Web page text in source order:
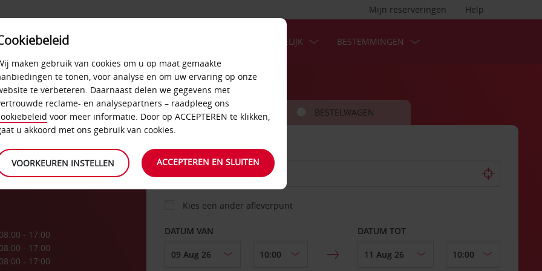
Help
Mijn reserveringen
ZAKELIJK BESTEMMINGEN
08:00 - 17:00
08:00 - 17:00
08:00 - 17:00
AUTO BESTELWAGEN
OPHALEN OP
Kies een ander afleverpunt
DATUM VAN DATUM TOT
maken gebruik van cookies om u op maat gemaakte
te tonen, voor analyse en om uw ervaring op onze
te verbeteren. Daarnaast delen we gegevens met
reclame- en analysepartners – raadpleeg ons
voor meer informatie. Door op ACCEPTEREN te klikken,
u akkoord met ons gebruik van cookies.
VOORKEUREN INSTELLEN ACCEPTEREN EN SLUITEN